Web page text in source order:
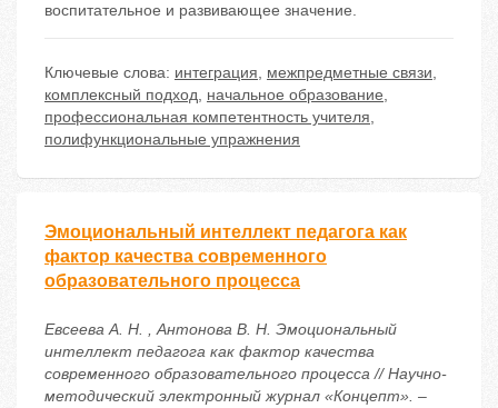
воспитательное и развивающее значение.
Ключевые слова: интеграция, межпредметные связи,
комплексный подход, начальное образование,
профессиональная компетентность учителя,
полифункциональные упражнения
Эмоциональный интеллект педагога как
фактор качества современного
образовательного процесса
Евсеева А. Н. , Антонова В. Н. Эмоциональный
интеллект педагога как фактор качества
современного образовательного процесса // Научно-
методический электронный журнал «Концепт». –